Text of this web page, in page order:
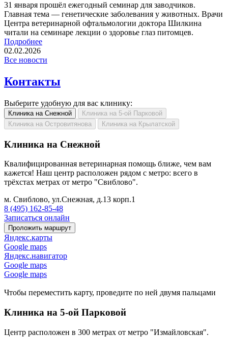
31 января прошёл ежегодный семинар для заводчиков.
Главная тема — генетические заболевания у животных. Врачи
Центра ветеринарной офтальмологии доктора Шилкина
читали на семинаре лекции о здоровье глаз питомцев.
Подробнее
02.02.2026
Все новости
Контакты
Выберите удобную для вас клинику:
Клиника на Снежной
Клиника на 5-ой Парковой
Клиника на Островитянова
Клиника на Крылатской
Клиника на Снежной
Квалифицированная ветеринарная помощь ближе, чем вам
кажется! Наш центр расположен рядом с метро: всего в
трёхстах метрах от метро "Свиблово".
м. Свиблово, ул.Снежная, д.13 корп.1
8 (495) 162-85-48
Записаться онлайн
Проложить маршрут
Яндекс.карты
Google maps
Яндекс.навигатор
Google maps
Google maps
Чтобы переместить карту, проведите по ней двумя пальцами
Клиника на 5-ой Парковой
Центр расположен в 300 метрах от метро "Измайловская".